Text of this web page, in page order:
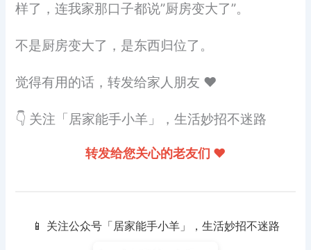
样了，连我家那口子都说”厨房变大了”。
不是厨房变大了，是东西归位了。
觉得有用的话，转发给家人朋友 ❤️
👇 关注「居家能手小羊」，生活妙招不迷路
转发给您关心的老友们 ❤️
📱 关注公众号「居家能手小羊」，生活妙招不迷路